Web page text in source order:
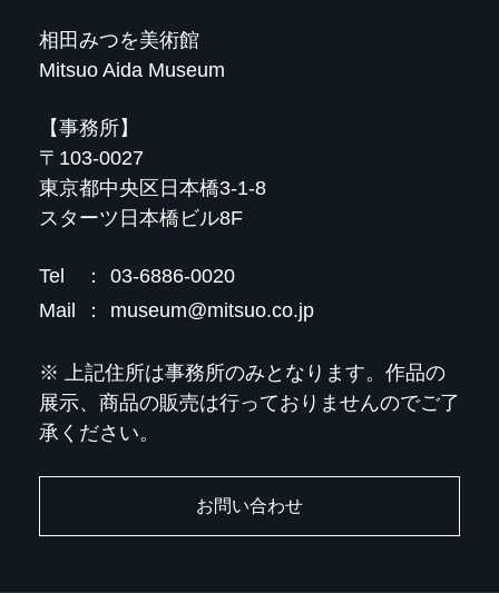
相田みつを美術館
Mitsuo Aida Museum
【事務所】
〒103-0027
東京都中央区日本橋3-1-8
スターツ日本橋ビル8F
Tel ：
03-6886-0020
Mail
： museum@mitsuo.co.jp
※ 上記住所は事務所のみとなります。作品の
展示、商品の販売は行っておりませんのでご了
承ください。
お問い合わせ